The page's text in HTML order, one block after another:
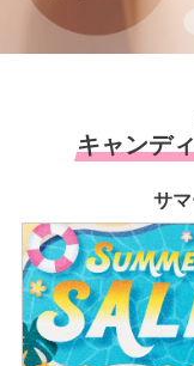
キャンデ
サ